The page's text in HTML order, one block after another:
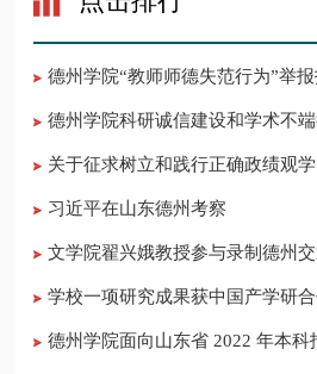
德州学院“教师师德失范行为”举
德州学院科研诚信建设和学术不端行为举报投诉电
习近平在山东德州考察
​文学院翟兴娥教授参与录制德州交通音乐频道《科
学校一项研究成果获中国产学研合作促进会科技创
德州学院面向山东省 2022 年本科